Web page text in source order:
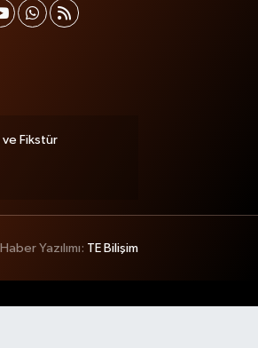
ve Fikstür
Haber Yazılımı: TE Bilişim